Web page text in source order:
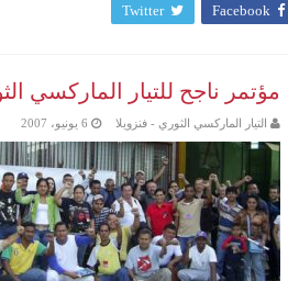
Facebook
Twitter
مؤتمر ناجح للتيار الماركسي
التيار الماركسي الثوري - فنزويلا 6 يونيو، 2007